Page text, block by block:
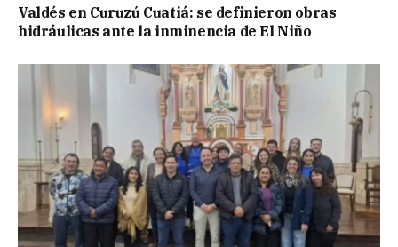
Valdés en Curuzú Cuatiá: se definieron obras
hidráulicas ante la inminencia de El Niño